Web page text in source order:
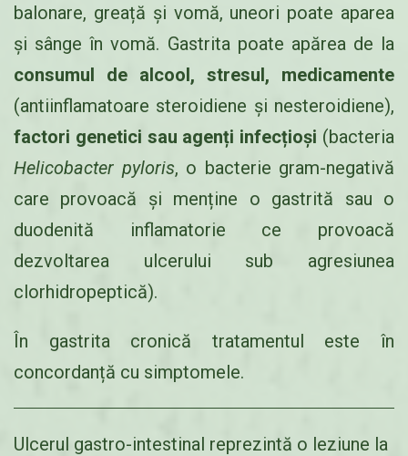
balonare, greață și vomă, uneori poate aparea
și sânge în vomă. Gastrita poate apărea de la
consumul de alcool, stresul, medicamente
(antiinflamatoare steroidiene și nesteroidiene),
factori genetici sau agenți infecțioși (bacteria
Helicobacter pyloris, o bacterie gram-negativă
care provoacă și menține o gastrită sau o
duodenită inflamatorie ce provoacă
dezvoltarea ulcerului sub agresiunea
clorhidropeptică).
În gastrita cronică tratamentul este în
concordanță cu simptomele.
Ulcerul gastro-intestinal reprezintă o leziune la